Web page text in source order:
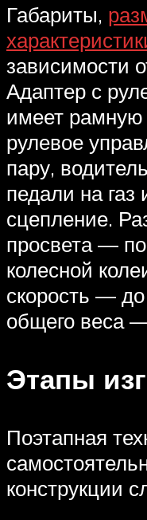
Габариты,
зависимости
Адаптер с
имеет рамную
рулевое
пару,
педали на газ
сцепление.
просвета —
колесной
скорость —
общего веса
Этапы
Поэтапная
конструкции